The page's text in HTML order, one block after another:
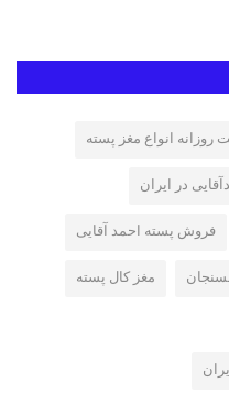
روزانه انواع مغز پسته
فروش پسته احمد آقایی
مغز کال پسته